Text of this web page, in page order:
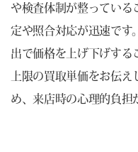
や検査体制が整っている
定や照合対応が迅速です
出で価格を上げ下げする
上限の買取単価をお伝
め、来店時の心理的負担